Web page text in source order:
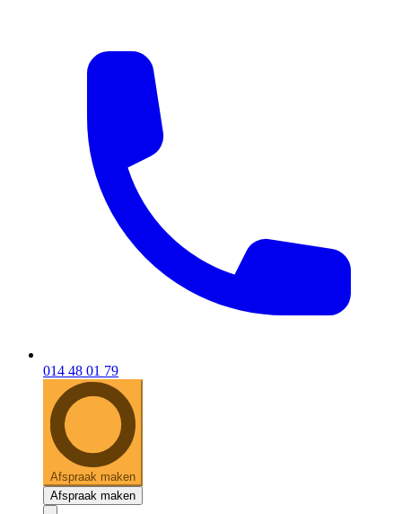
014 48 01 79
Afspraak maken
Afspraak maken